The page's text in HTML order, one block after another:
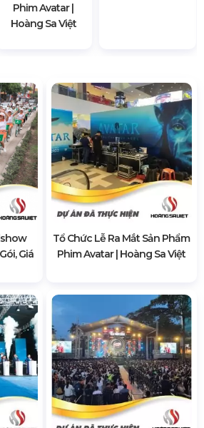
Phim Avatar |
Hoàng Sa Việt
Giá
Tổ Chức Lễ Ra Mắt Sản Phẩm
Phim Avatar | Hoàng Sa Việt